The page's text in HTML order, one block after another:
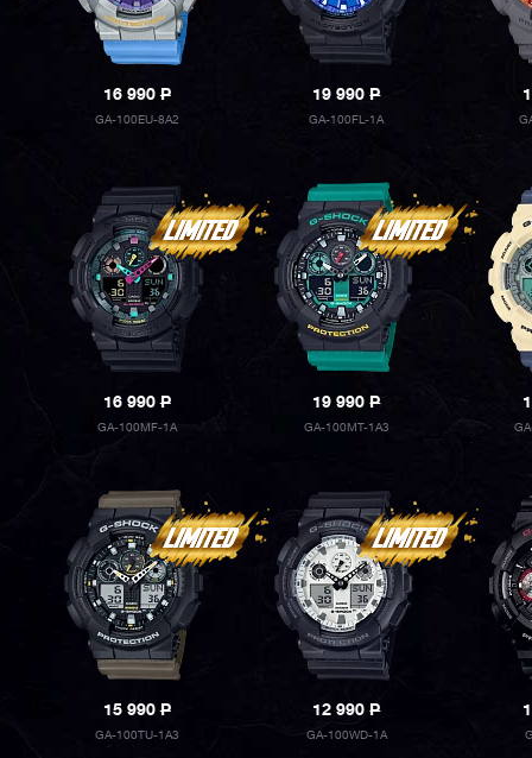
16 990P
GA-100EU-8A2
19 990P
GA-100FL-1A
16 990P
GA-100MF-1A
19 990P
GA-100MT-1A3
15 990P
GA-100TU-1A3
12 990P
GA-100WD-1A